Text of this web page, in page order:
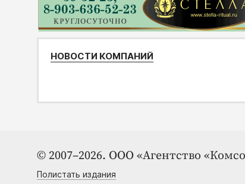
НОВОСТИ КОМПАНИЙ
© 2007–2026. ООО «Агентство
Полистать издания